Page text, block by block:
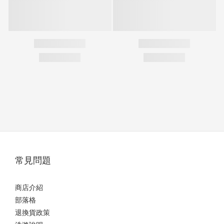
常見問題
商店介紹
部落格
退換貨政策